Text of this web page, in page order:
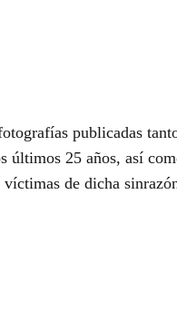
publicadas
últimos 25 años, así
de dicha